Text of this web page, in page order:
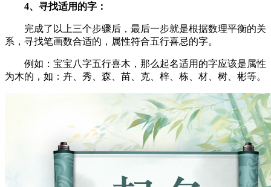
4、寻找适用的字：
完成了以上三个步骤后，最后一步就是根据数理平衡的关
系，寻找笔画数合适的，属性符合五行喜忌的字。
例如：宝宝八字五行喜木，那么起名适用的字应该是属性
为木的，如：卉、秀、森、苗、克、梓、栋、材、树、彬等。